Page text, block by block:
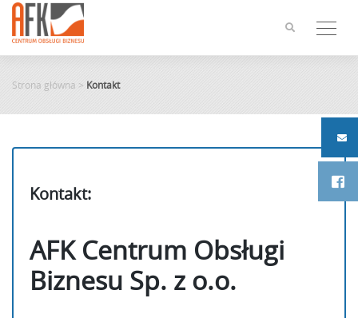
content
Strona główna > Kontakt
Kontakt:
AFK Centrum Obsługi
Biznesu Sp. z o.o.